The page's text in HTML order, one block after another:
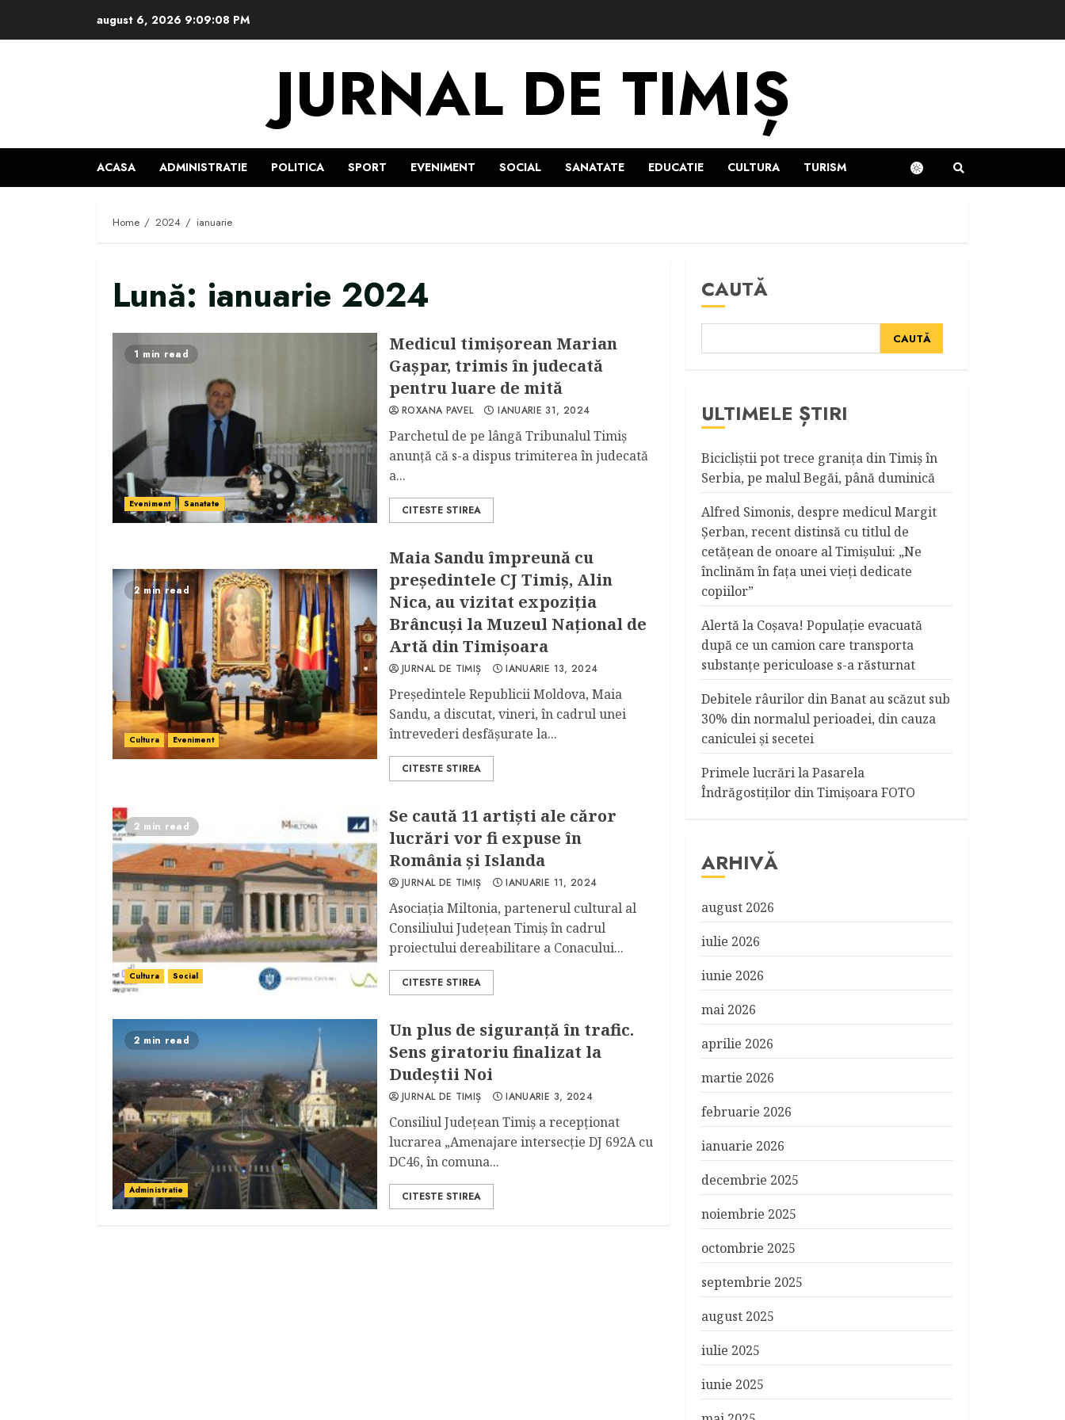
august 6, 2026 9:09:09 PM
JURNAL DE TIMIȘ
ACASA ADMINISTRATIE POLITICA SPORT EVENIMENT SOCIAL SANATATE EDUCATIE CULTURA TURISM
Home 2024 ianuarie
Lună: ianuarie 2024
1 min read
Eveniment Sanatate
Medicul timișorean Marian
Gașpar, trimis în judecată
pentru luare de mită
ROXANA PAVEL IANUARIE 31, 2024
Parchetul de pe lângă Tribunalul Timiș
anunță că s-a dispus trimiterea în judecată
a...
CITESTE STIREA
2 min read
Cultura Eveniment
Maia Sandu împreună cu
președintele CJ Timiș, Alin
Nica, au vizitat expoziția
Brâncuși la Muzeul Național de
Artă din Timișoara
JURNAL DE TIMIȘ IANUARIE 13, 2024
Preşedintele Republicii Moldova, Maia
Sandu, a discutat, vineri, în cadrul unei
întrevederi desfăşurate la...
CITESTE STIREA
2 min read
Cultura Social
Se caută 11 artiști ale căror
lucrări vor fi expuse în
România și Islanda
JURNAL DE TIMIȘ IANUARIE 11, 2024
Asociația Miltonia, partenerul cultural al
Consiliului Județean Timiș în cadrul
proiectului dereabilitare a Conacului...
CITESTE STIREA
2 min read
Administratie
Un plus de siguranță în trafic.
Sens giratoriu finalizat la
Dudeștii Noi
JURNAL DE TIMIȘ IANUARIE 3, 2024
Consiliul Județean Timiș a recepționat
lucrarea „Amenajare intersecție DJ 692A cu
DC46, în comuna...
CITESTE STIREA
CAUTĂ
CAUTĂ
ULTIMELE ȘTIRI
Bicicliştii pot trece graniţa din Timiş în
Serbia, pe malul Begăi, până duminică
Alfred Simonis, despre medicul Margit
Şerban, recent distinsă cu titlul de
cetățean de onoare al Timişului: „Ne
înclinăm în fața unei vieți dedicate
copiilor”
Alertă la Coşava! Populaţie evacuată
după ce un camion care transporta
substanţe periculoase s-a răsturnat
Debitele râurilor din Banat au scăzut sub
30% din normalul perioadei, din cauza
caniculei şi secetei
Primele lucrări la Pasarela
Îndrăgostiţilor din Timişoara FOTO
ARHIVĂ
august 2026
iulie 2026
iunie 2026
mai 2026
aprilie 2026
martie 2026
februarie 2026
ianuarie 2026
decembrie 2025
noiembrie 2025
octombrie 2025
septembrie 2025
august 2025
iulie 2025
iunie 2025